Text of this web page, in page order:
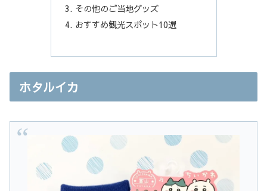
その他のご当地グッズ
おすすめ観光スポット10選
ホタルイカ